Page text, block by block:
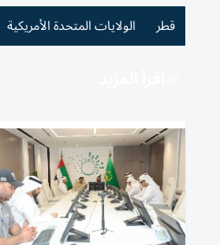
قطر الولايات المتحدة الأمريكية